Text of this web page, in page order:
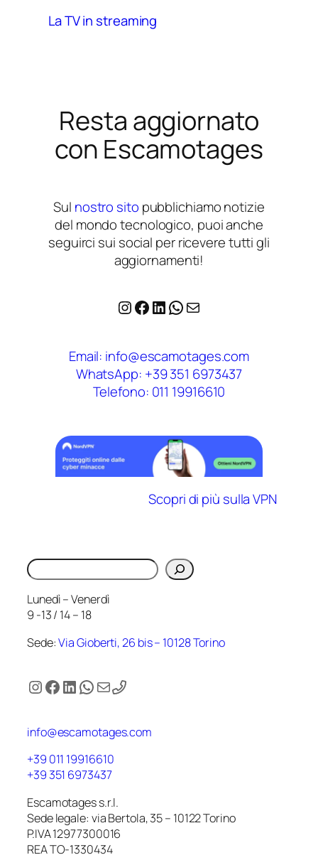
La TV in streaming
Resta aggiornato
con Escamotages
Sul nostro sito pubblichiamo notizie
del mondo tecnologico, puoi anche
seguirci sui social per ricevere tutti gli
aggiornamenti!
Instagram
Facebook
LinkedIn
WhatsApp
Email
Email: info@escamotages.com
WhatsApp: +39 351 6973437
Telefono: 011 19916610
Scopri di più sulla VPN
Cerca
Lunedì – Venerdì
9 -13 / 14 – 18
Sede:Via Gioberti, 26 bis – 10128 Torino
Instagram
Facebook
LinkedIn
WhatsApp
Email
info@escamotages.com
+39 011 19916610
+39 351 6973437
Escamotages s.r.l.
Sede legale: via Bertola, 35 – 10122 Torino
P.IVA 12977300016
REA TO-1330434